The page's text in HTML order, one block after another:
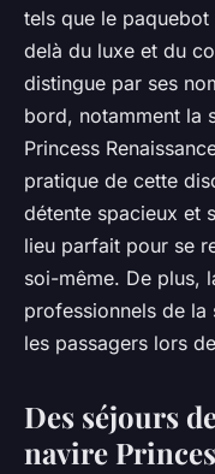
tels que le paquebot
delà du luxe et du
distingue par ses
bord, notamment la
Princess
pratique de cette
détente spacieux et
lieu parfait pour se
soi-même. De plus,
professionnels de
les passagers lors
Des séjours
navire